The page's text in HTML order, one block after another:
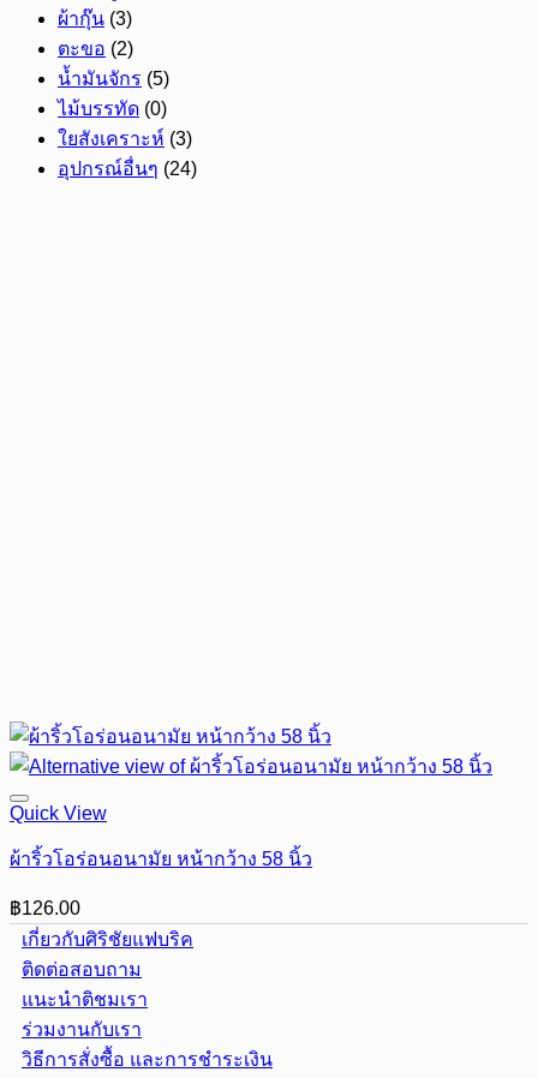
ผ้ากุ๊น (3)
ตะขอ (2)
น้ำมันจักร (5)
ไม้บรรทัด (0)
ใยสังเคราะห์ (3)
อุปกรณ์อื่นๆ (24)
Quick View
ผ้าริ้วโอร่อนอนามัย หน้ากว้าง 58 นิ้ว
฿126.00
เกี่ยวกับศิริชัยแฟบริค
ติดต่อสอบถาม
แนะนำติชมเรา
ร่วมงานกับเรา
วิธีการสั่งซื้อ และการชำระเงิน